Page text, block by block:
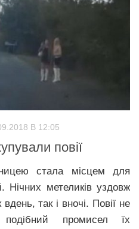
В 12:05
повії
стала місцем для
Нічних метеликів уздовж
так і вночі. Повії не
промисел їх